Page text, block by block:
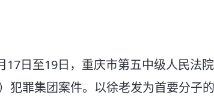
17日至19日，重庆市第五中级人民法
）犯罪集团案件。以徐老发为首要分子